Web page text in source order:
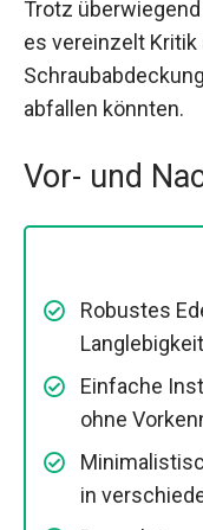
Trotz
es vereinzelt Kritik
abfallen könnten.
Vor- und
Robustes
Langlebigkeit
Einfache
ohne
in